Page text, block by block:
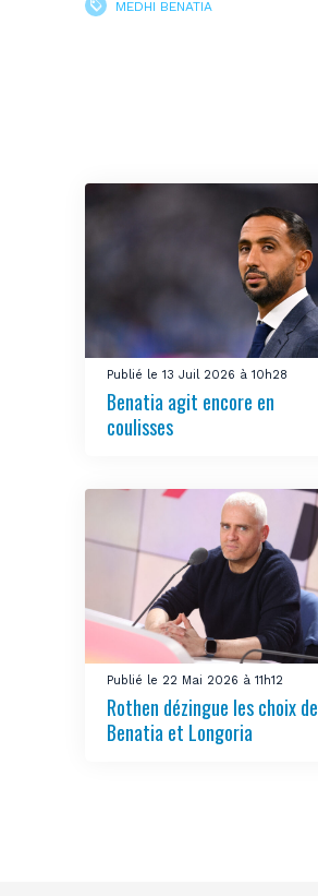
MEDHI BENATIA
Publié le 13 Juil 2026 à 10h28
Benatia agit encore en
coulisses
Publié le 22 Mai 2026 à 11h12
Rothen dézingue les choix de
Benatia et Longoria